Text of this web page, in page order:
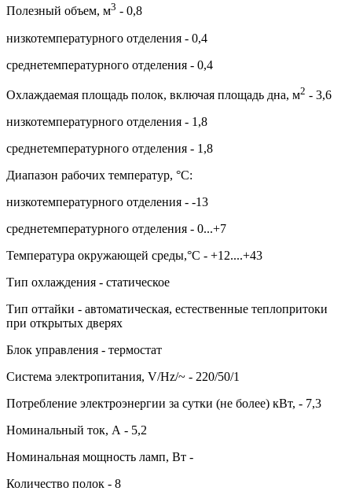
Полезный объем, м3 - 0,8
низкотемпературного отделения - 0,4
среднетемпературного отделения - 0,4
Охлаждаемая площадь полок, включая площадь дна, м2 - 3,6
низкотемпературного отделения - 1,8
среднетемпературного отделения - 1,8
Диапазон рабочих температур, °C:
низкотемпературного отделения - -13
среднетемпературного отделения - 0...+7
Температура окружающей среды,°C - +12....+43
Тип охлаждения - статическое
Тип оттайки - автоматическая, естественные теплопритоки
при открытых дверях
Блок управления - термостат
Система электропитания, V/Hz/~ - 220/50/1
Потребление электроэнергии за сутки (не более) кВт, - 7,3
Номинальный ток, А - 5,2
Номинальная мощность ламп, Вт -
Количество полок - 8